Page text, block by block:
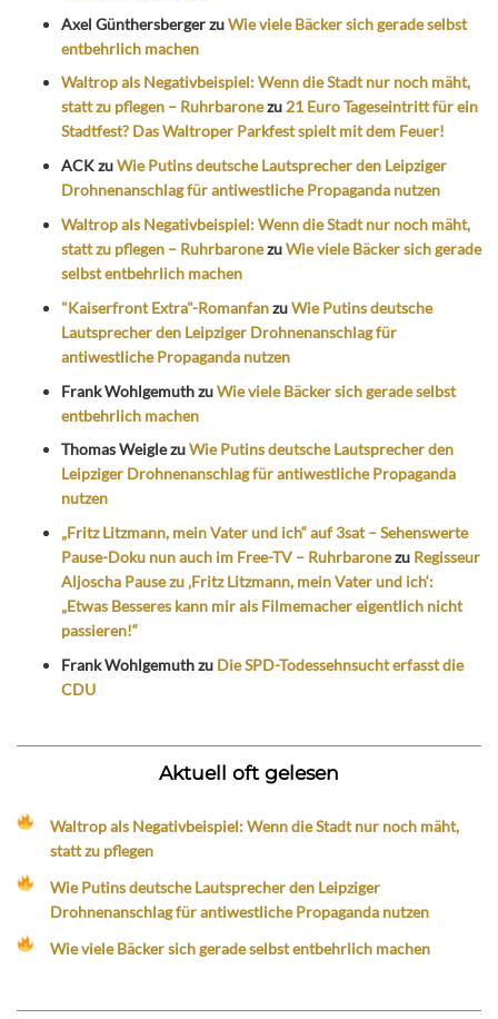
Axel GünthersbergerzuWie viele Bäcker sich gerade selbst
entbehrlich machen
Waltrop als Negativbeispiel: Wenn die Stadt nur noch mäht,
statt zu pflegen – Ruhrbaronezu 21 Euro Tageseintritt für ein
Stadtfest? Das Waltroper Parkfest spielt mit dem Feuer!
ACKzuWie Putins deutsche Lautsprecher den Leipziger
Drohnenanschlag für antiwestliche Propaganda nutzen
Waltrop als Negativbeispiel: Wenn die Stadt nur noch mäht,
statt zu pflegen – RuhrbaronezuWie viele Bäcker sich gerade
selbst entbehrlich machen
"Kaiserfront Extra"-RomanfanzuWie Putins deutsche
Lautsprecher den Leipziger Drohnenanschlag für
antiwestliche Propaganda nutzen
Frank WohlgemuthzuWie viele Bäcker sich gerade selbst
entbehrlich machen
Thomas WeiglezuWie Putins deutsche Lautsprecher den
Leipziger Drohnenanschlag für antiwestliche Propaganda
nutzen
„Fritz Litzmann, mein Vater und ich“ auf 3sat – Sehenswerte
Pause-Doku nun auch im Free-TV – Ruhrbaronezu Regisseur
Aljoscha Pause zu ‚Fritz Litzmann, mein Vater und ich‘:
„Etwas Besseres kann mir als Filmemacher eigentlich nicht
passieren!“
Frank Wohlgemuthzu Die SPD-Todessehnsucht erfasst die
CDU
Aktuell oft gelesen
Waltrop als Negativbeispiel: Wenn die Stadt nur noch mäht,
statt zu pflegen
Wie Putins deutsche Lautsprecher den Leipziger
Drohnenanschlag für antiwestliche Propaganda nutzen
Wie viele Bäcker sich gerade selbst entbehrlich machen